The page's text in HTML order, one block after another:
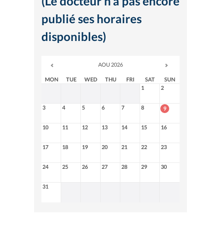
publié ses horaires
disponibles)
AOU 2026
MON TUE WED THU FRI SAT
SUN
1
2
3 4 5 6 7 8 9
10 11 12 13 14 15 16
17 18 19 20 21 22 23
24 25 26 27 28 29 30
31